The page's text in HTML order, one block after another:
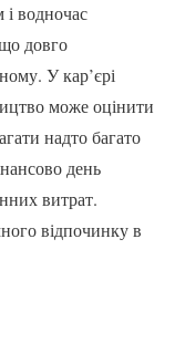
водночас
довго
У кар’єрі
може оцінити
надто багато
день
витрат.
відпочинку в